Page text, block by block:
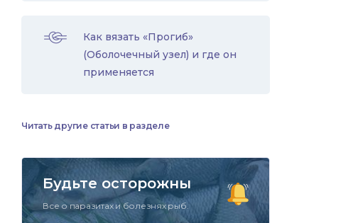
Как вязать «Прогиб»
(Оболочечный узел) и где он
применяется
Читать другие статьи в разделе
Будьте осторожны
Все о паразитах и болезнях рыб.